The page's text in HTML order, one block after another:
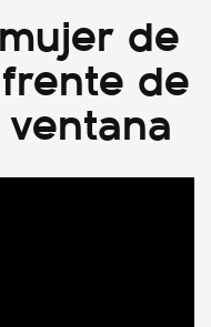
de
de